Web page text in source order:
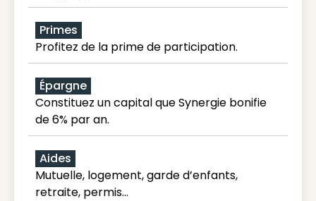
Primes
Profitez de la prime de participation.
Épargne
Constituez un capital que Synergie bonifie
de 6% par an.
Aides
Mutuelle, logement, garde d’enfants,
retraite, permis…